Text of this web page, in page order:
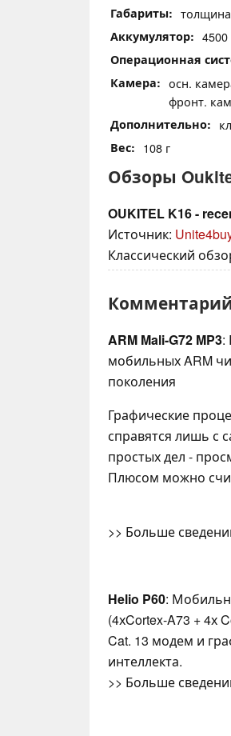
Габариты
Аккумулятор 4500
Операционная
Камера
осн.
фронт.
Дополнительно
Вес 108 г
Обзоры
OUKITEL K16 -
Источник:
Классический
ARM Mali-G72 MP3:
мобильных ARM
поколения
Графические
справятся лишь с
простых дел -
Плюсом можно
>> Больше
Helio P60:
(4хCortex-A73 + 4х
Cat. 13 модем и
интеллекта.
>> Больше